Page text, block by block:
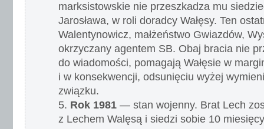
marksistowskie nie przeszkadza mu
Jarosława, w roli doradcy Wałęsy. Ten
Walentynowicz, małżeństwo Gwiazdów,
okrzyczany agentem SB. Obaj bracia nie
do wiadomości, pomagają Wałęsie w
i w konsekwencji, odsunięciu wyżej
związku.
Rok 1981 — stan wojenny. Brat Lech
z Lechem Walęsą i siedzi sobie 10